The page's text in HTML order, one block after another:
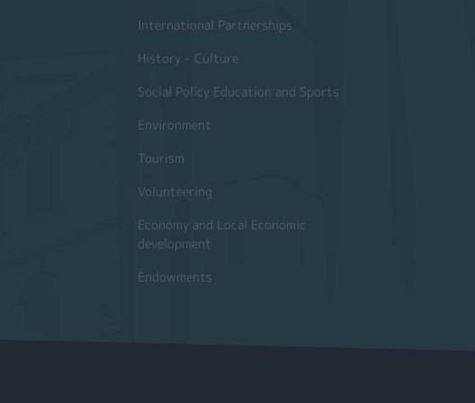
International Partnerships
History - Culture
Social Policy Education and Sports
Environment
Tourism
Volunteering
Economy and Local Economic
development
Endowments